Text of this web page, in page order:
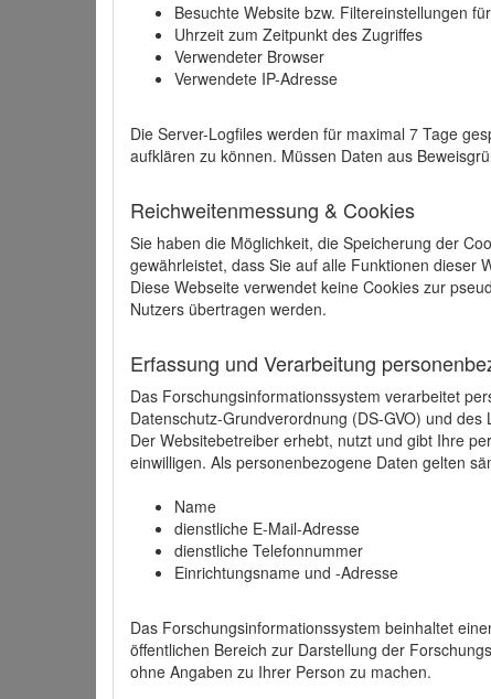
Besuchte Website bzw. Filtereinstellungen
Uhrzeit zum Zeitpunkt des Zugriffes
Verwendeter Browser
Verwendete IP-Adresse
Die Server-Logfiles werden für maximal 7 Tage
aufklären zu können. Müssen Daten aus
Reichweitenmessung & Cookies
Sie haben die Möglichkeit, die Speicherung der
gewährleistet, dass Sie auf alle Funktionen dieser
Diese Webseite verwendet keine Cookies zur
Nutzers übertragen werden.
Erfassung und Verarbeitung
Das Forschungsinformationssystem verarbeitet
Datenschutz-Grundverordnung (DS-GVO) und
Der Websitebetreiber erhebt, nutzt und gibt Ihre
einwilligen. Als personenbezogene Daten gelten
Name
dienstliche E-Mail-Adresse
dienstliche Telefonnummer
Einrichtungsname und -Adresse
Das Forschungsinformationssystem beinhaltet
öffentlichen Bereich zur Darstellung der
ohne Angaben zu Ihrer Person zu machen.